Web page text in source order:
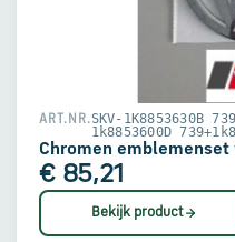
ART.NR.SKV-1K8853630B
1k8853600D
Chromen
€ 85,21
Bekijk product